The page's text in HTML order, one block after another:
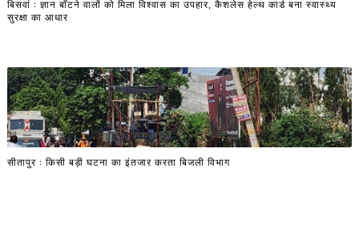
बिसवां : ज्ञान बाँटने वालों को मिला विश्वास का उपहार, कैशलेस हेल्थ कार्ड बना स्वास्थ्य
सुरक्षा का आधार
सीतापुर : किसी बड़ी घटना का इंतजार करता बिजली विभाग